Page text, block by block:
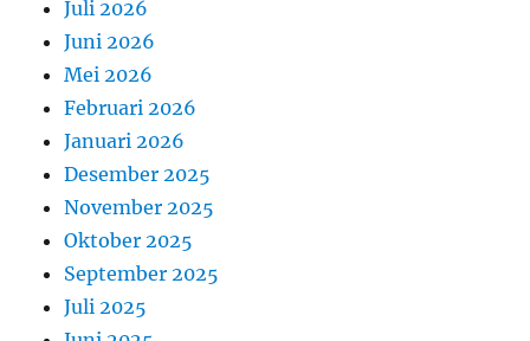
Juli 2026
Juni 2026
Mei 2026
Februari 2026
Januari 2026
Desember 2025
November 2025
Oktober 2025
September 2025
Juli 2025